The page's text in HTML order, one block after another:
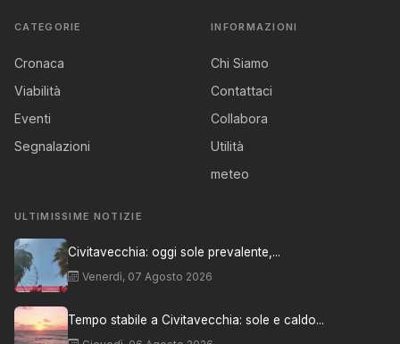
CATEGORIE
Cronaca
Viabilità
Eventi
Segnalazioni
INFORMAZIONI
Chi Siamo
Contattaci
Collabora
Utilità
meteo
ULTIMISSIME NOTIZIE
Civitavecchia: oggi sole prevalente,...
Venerdì, 07 Agosto 2026
Tempo stabile a Civitavecchia: sole e caldo...